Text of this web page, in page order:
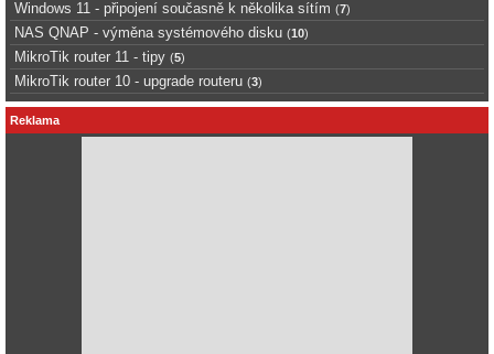
Windows 11 - připojení současně k několika sítím (7)
NAS QNAP - výměna systémového disku (10)
MikroTik router 11 - tipy (5)
MikroTik router 10 - upgrade routeru (3)
Reklama